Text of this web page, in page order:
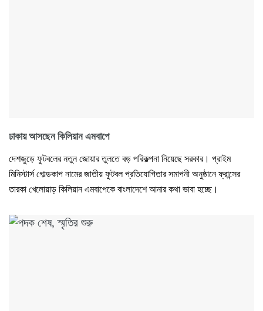
ঢাকায় আসছেন কিলিয়ান এমবাপে
দেশজুড়ে ফুটবলের নতুন জোয়ার তুলতে বড় পরিকল্পনা নিয়েছে সরকার। প্রাইম
মিনিস্টার্স গোল্ডকাপ নামের জাতীয় ফুটবল প্রতিযোগিতার সমাপনী অনুষ্ঠানে ফ্রান্সের
তারকা খেলোয়াড় কিলিয়ান এমবাপেকে বাংলাদেশে আনার কথা ভাবা হচ্ছে।